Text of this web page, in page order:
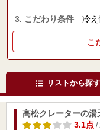
3. こだわり条件 冷え
こ
リストから探す
高松クレーターの湯
3.1点/